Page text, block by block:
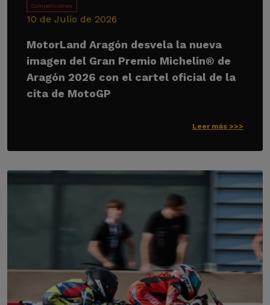
Competiciones
10 de Julio de 2026
MotorLand Aragón desvela la nueva
imagen del Gran Premio Michelin® de
Aragón 2026 con el cartel oficial de la
cita de MotoGP
Leer más >>>